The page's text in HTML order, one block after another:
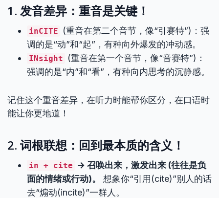
1. 发音差异：重音是关键！
inCITE
(重音在第二个音节，像“引赛特”)：强
调的是“动”和“起”，有种向外爆发的冲动感。
INsight
(重音在第一个音节，像“音赛特”)：
强调的是“内”和“看”，有种向内思考的沉静感。
记住这个重音差异，在听力时能帮你区分，在口语时
能让你更地道！
2. 词根联想：回到最本质的含义！
in + cite → 召唤出来，激发出来 (往往是负
面的情绪或行动)。
想象你“引用(cite)”别人的话
去“煽动(incite)”一群人。